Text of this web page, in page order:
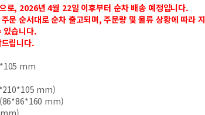
로, 2026년 4월 22일 이후부터 순차 배송 예정입니다.
문 순서대로 순차 출고되며, 주문량 및 물류 상황에 따라 지
있습니다.
립니다.
mm
mm)
(86*86*160 mm)
mm)